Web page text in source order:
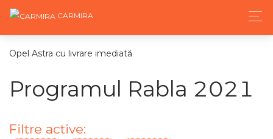
CARMIRA
Opel Astra cu livrare imediată
Programul Rabla 2021
Filtre active: